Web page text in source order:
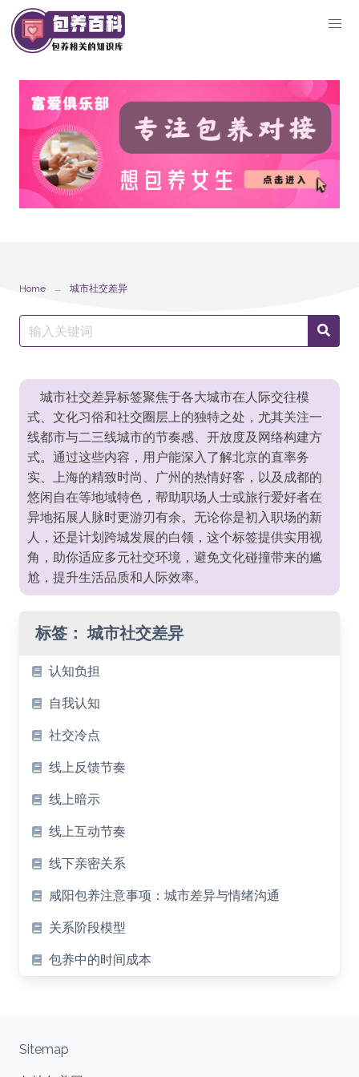
Skip
to
content
Home 城市社交差异
Search
for:
城市社交差异标签聚焦于各大城市在人际交往模
式、文化习俗和社交圈层上的独特之处，尤其关注一
线都市与二三线城市的节奏感、开放度及网络构建方
式。通过这些内容，用户能深入了解北京的直率务
实、上海的精致时尚、广州的热情好客，以及成都的
悠闲自在等地域特色，帮助职场人士或旅行爱好者在
异地拓展人脉时更游刃有余。无论你是初入职场的新
人，还是计划跨城发展的白领，这个标签提供实用视
角，助你适应多元社交环境，避免文化碰撞带来的尴
尬，提升生活品质和人际效率。
标签：城市社交差异
认知负担
自我认知
社交冷点
线上反馈节奏
线上暗示
线上互动节奏
线下亲密关系
咸阳包养注意事项：城市差异与情绪沟通
关系阶段模型
包养中的时间成本
Sitemap